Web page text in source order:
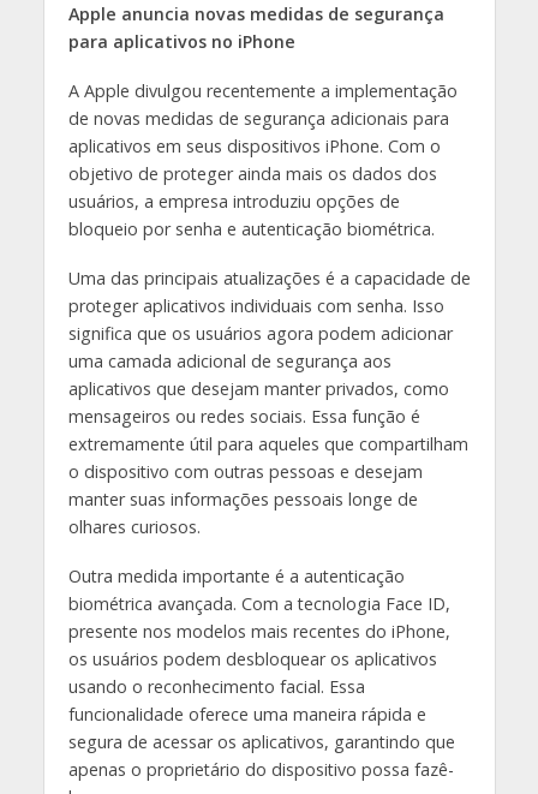
Apple anuncia novas medidas de segurança
para aplicativos no iPhone
A Apple divulgou recentemente a implementação
de novas medidas de segurança adicionais para
aplicativos em seus dispositivos iPhone. Com o
objetivo de proteger ainda mais os dados dos
usuários, a empresa introduziu opções de
bloqueio por senha e autenticação biométrica.
Uma das principais atualizações é a capacidade de
proteger aplicativos individuais com senha. Isso
significa que os usuários agora podem adicionar
uma camada adicional de segurança aos
aplicativos que desejam manter privados, como
mensageiros ou redes sociais. Essa função é
extremamente útil para aqueles que compartilham
o dispositivo com outras pessoas e desejam
manter suas informações pessoais longe de
olhares curiosos.
Outra medida importante é a autenticação
biométrica avançada. Com a tecnologia Face ID,
presente nos modelos mais recentes do iPhone,
os usuários podem desbloquear os aplicativos
usando o reconhecimento facial. Essa
funcionalidade oferece uma maneira rápida e
segura de acessar os aplicativos, garantindo que
apenas o proprietário do dispositivo possa fazê-